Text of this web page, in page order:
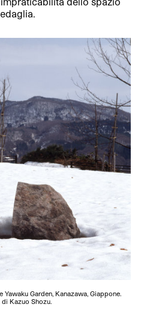
Garden, Kanazawa, Giappone.
Kazuo Shozu.